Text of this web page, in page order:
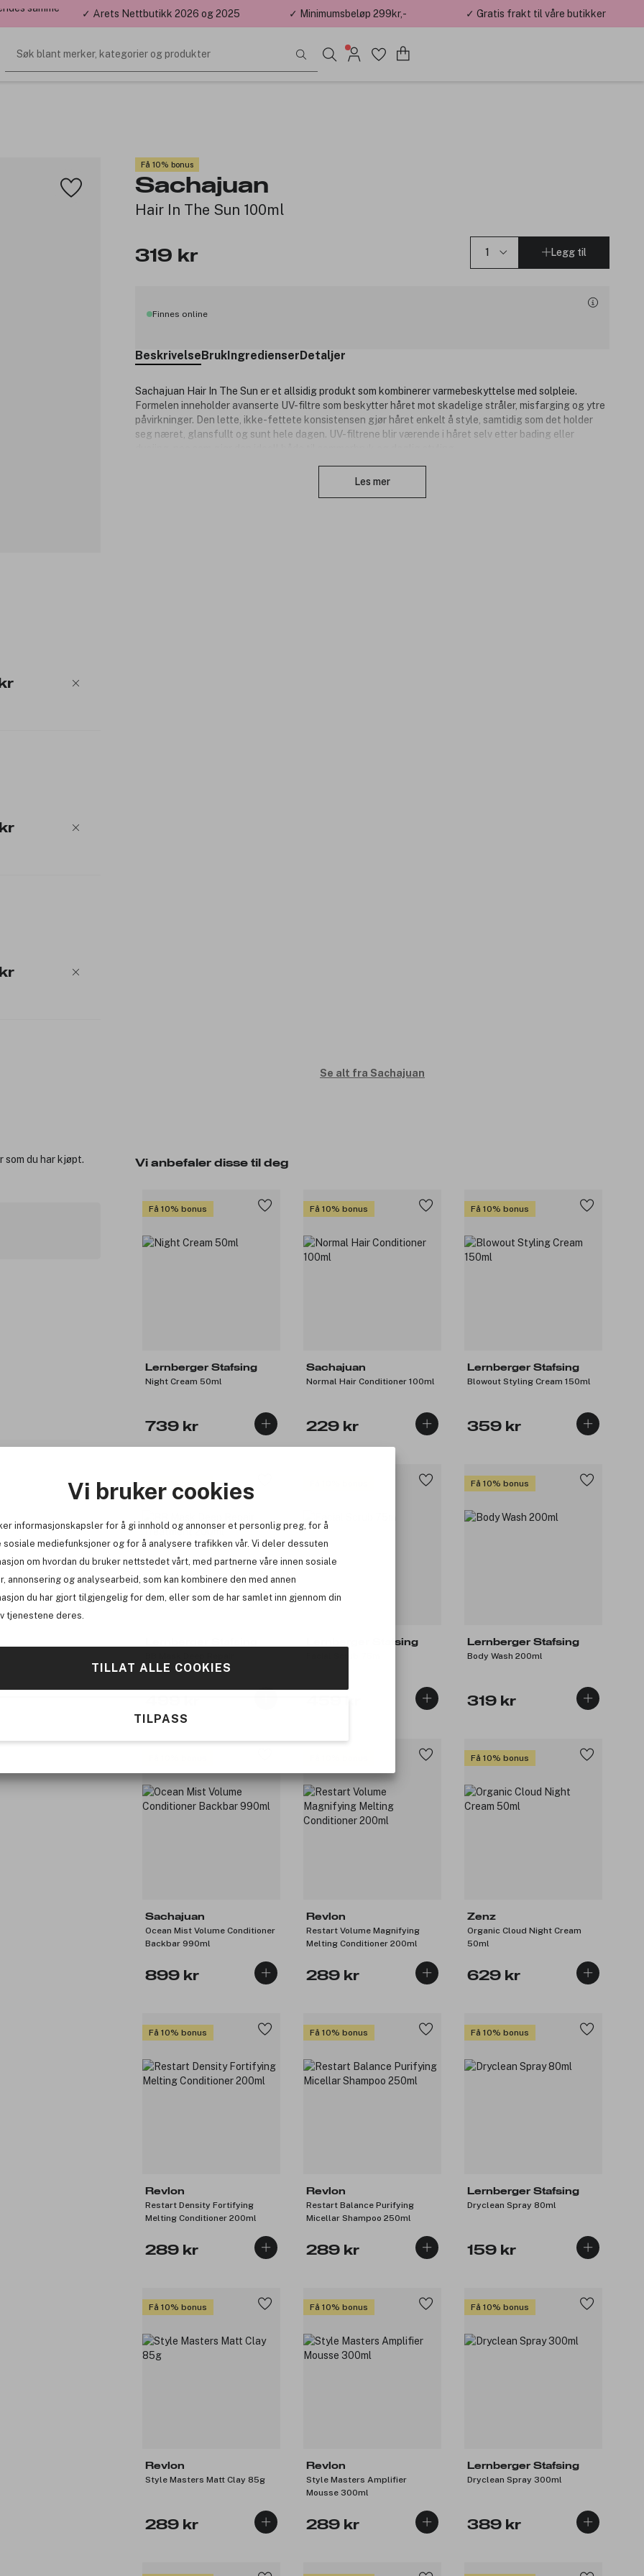
Vi bruker cookies
informasjonskapsler for å gi innhold og annonser et personlig preg, for å
sosiale mediefunksjoner og for å analysere trafikken vår. Vi deler dessuten
om hvordan du bruker nettstedet vårt, med partnerne våre innen sosiale
annonsering og analysearbeid, som kan kombinere den med annen
du har gjort tilgjengelig for dem, eller som de har samlet inn gjennom din
tjenestene deres.
TILLAT ALLE COOKIES
TILPASS
samme ✓ Årets Nettbutikk 2026 og 2025 ✓ Minimumsbeløp 299kr,- ✓ Gratis frakt til våre butikker
Søk blant merker, kategorier og produkter
Få 10% bonus
Sachajuan
Hair In The Sun 100ml
319 kr Legg til
Finnes online
BeskrivelseBrukIngredienserDetaljer
Sachajuan Hair In The Sun er et allsidig produkt som kombinerer varmebeskyttelse med solpleie.
Formelen inneholder avanserte UV-filtre som beskytter håret mot skadelige stråler, misfarging og ytre
påvirkninger. Den lette, ikke-fettete konsistensen gjør håret enkelt å style, samtidig som det holder
seg næret, glansfullt og sunt hele dagen. UV-filtrene blir værende i håret selv etter bading eller
Les mer
Se alt fra Sachajuan
Vi anbefaler disse til deg
Få 10% bonus
Lernberger Stafsing
Night Cream 50ml
739 kr
Få 10% bonus
Sachajuan
Normal Hair Conditioner 100ml
229 kr
Få 10% bonus
Lernberger Stafsing
Blowout Styling Cream 150ml
359 kr
Treatment 200ml
Lernberger Stafsing
Få 10% bonus
Lernberger Stafsing
Body Wash 200ml
319 kr
Sachajuan
Ocean Mist Volume Conditioner
Backbar 990ml
899 kr
Revlon
Restart Volume Magnifying
Melting Conditioner 200ml
289 kr
Få 10% bonus
Zenz
Organic Cloud Night Cream
50ml
629 kr
Få 10% bonus
Revlon
Restart Density Fortifying
Melting Conditioner 200ml
289 kr
Få 10% bonus
Revlon
Restart Balance Purifying
Micellar Shampoo 250ml
289 kr
Få 10% bonus
Lernberger Stafsing
Dryclean Spray 80ml
159 kr
Få 10% bonus
Revlon
Style Masters Matt Clay 85g
289 kr
Få 10% bonus
Revlon
Style Masters Amplifier
Mousse 300ml
289 kr
Få 10% bonus
Lernberger Stafsing
Dryclean Spray 300ml
389 kr
du har kjøpt.